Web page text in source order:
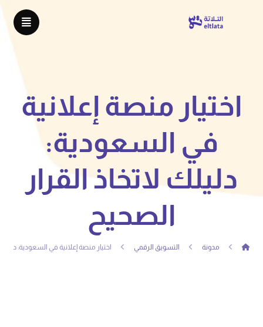
اختيار منصة إعلانية
في السعودية:
دليلك لاتخاذ القرار
الصحيح
مدونة التسويق الرقمي اختيار منصة إعلانية في السعودية: دليلك